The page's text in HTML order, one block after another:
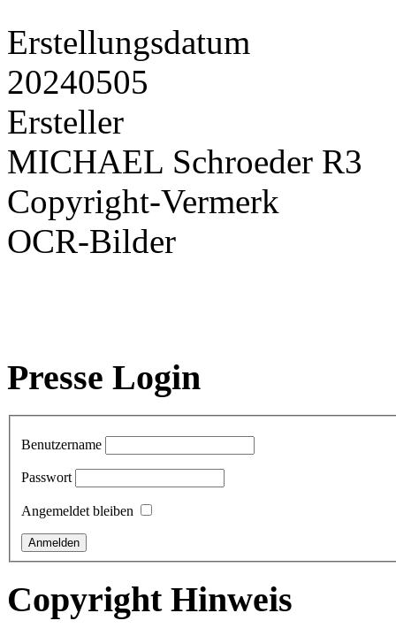
Erstellungsdatum
20240505
Ersteller
MICHAEL Schroeder R3
Copyright-Vermerk
OCR-Bilder
Presse Login
Benutzername
Passwort
Angemeldet bleiben
Copyright Hinweis